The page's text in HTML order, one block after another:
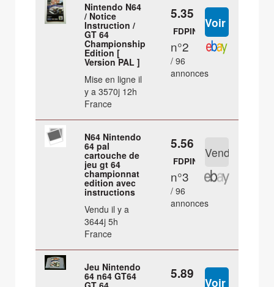
Nintendo N64
/ Notice
Instruction /
GT 64
Championship
Edition [
Version PAL ]
Mise en ligne il
y a 3570j 12h
France
5.35 €
FDPIN
n°2
/ 96
annonces
N64 Nintendo
64 pal
cartouche de
jeu gt 64
championnat
edition avec
instructions
Vendu il y a
3644j 5h
France
5.56 €
FDPIN
n°3
/ 96
annonces
Jeu Nintendo
64 n64 GT64 5.89 €